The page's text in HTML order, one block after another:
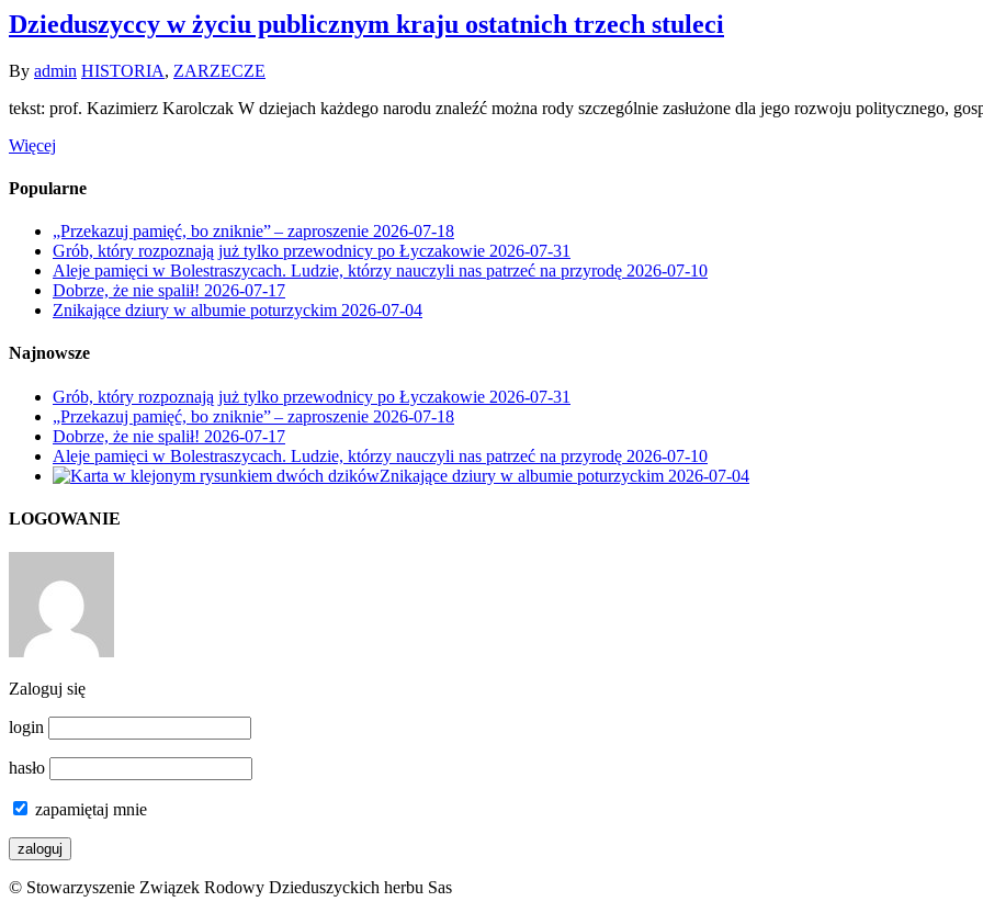
Dzieduszyccy w życiu publicznym kraju ostatnich trzech stuleci
By admin HISTORIA, ZARZECZE
tekst: prof. Kazimierz Karolczak W dziejach każdego narodu znaleźć można rody szczególnie zasłużone dla jego rozwoju politycznego,
Więcej
Popularne
„Przekazuj pamięć, bo zniknie” – zaproszenie 2026-07-18
Grób, który rozpoznają już tylko przewodnicy po Łyczakowie 2026-07-31
Aleje pamięci w Bolestraszycach. Ludzie, którzy nauczyli nas patrzeć na przyrodę 2026-07-10
Dobrze, że nie spalił! 2026-07-17
Znikające dziury w albumie poturzyckim 2026-07-04
Najnowsze
Grób, który rozpoznają już tylko przewodnicy po Łyczakowie 2026-07-31
„Przekazuj pamięć, bo zniknie” – zaproszenie 2026-07-18
Dobrze, że nie spalił! 2026-07-17
Aleje pamięci w Bolestraszycach. Ludzie, którzy nauczyli nas patrzeć na przyrodę 2026-07-10
Znikające dziury w albumie poturzyckim 2026-07-04
LOGOWANIE
Zaloguj się
login
hasło
zapamiętaj mnie
© Stowarzyszenie Związek Rodowy Dzieduszyckich herbu Sas